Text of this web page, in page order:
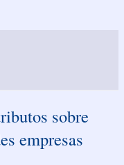
sobre
empresas